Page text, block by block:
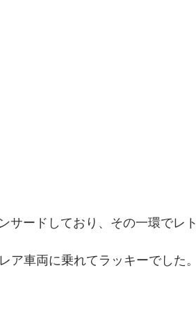
サードしており、その一環でレト
車両に乗れてラッキーでした。